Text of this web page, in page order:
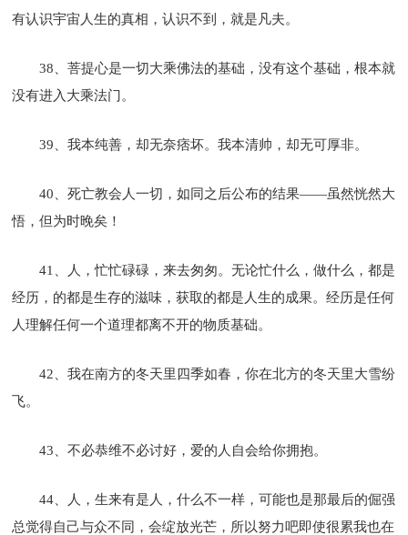
有认识宇宙人生的真相，认识不到，就是凡夫。
38、菩提心是一切大乘佛法的基础，没有这个基础，根本就
没有进入大乘法门。
39、我本纯善，却无奈痞坏。我本清帅，却无可厚非。
40、死亡教会人一切，如同之后公布的结果——虽然恍然大
悟，但为时晚矣！
41、人，忙忙碌碌，来去匆匆。无论忙什么，做什么，都是
经历，的都是生存的滋味，获取的都是人生的成果。经历是任何
人理解任何一个道理都离不开的物质基础。
42、我在南方的冬天里四季如春，你在北方的冬天里大雪纷
飞。
43、不必恭维不必讨好，爱的人自会给你拥抱。
44、人，生来有是人，什么不一样，可能也是那最后的倔强
总觉得自己与众不同，会绽放光芒，所以努力吧即使很累我也在